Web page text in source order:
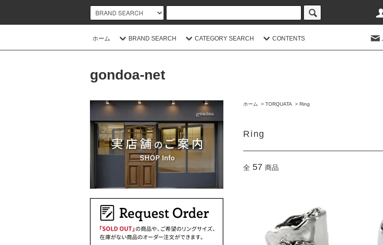
ホーム BRAND SEARCH CATEGORY SEARCH CONTENTS
gondoa-net
ホーム > TORQUATA > Ring
Ring
全 57 商品